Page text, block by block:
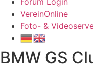
VereinOnline
Foto- &
BMW GS